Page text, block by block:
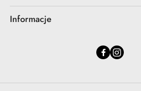
Informacje